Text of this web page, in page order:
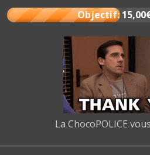
Objectif:
La ChocoPOLICE